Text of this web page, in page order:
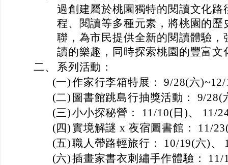
過創建屬於桃園獨特的閱讀文化
程、閱讀等多種元素，將桃園的
聯，為市民提供全新的閱讀體驗
讀的樂趣，同時探索桃園的豐富文
二、
系列活動：
(一)作家行李箱特展： 9/28(六
(二) 圖書館跳島行抽獎活動： 9/28(
(三)小小探秘營： 11/10(日)、 11/
(四)實境解謎 x 夜宿圖書館： 11/
(五)職人帶路輕旅行： 10/19(六)、
(六)插畫家書衣刺繡手作體驗：